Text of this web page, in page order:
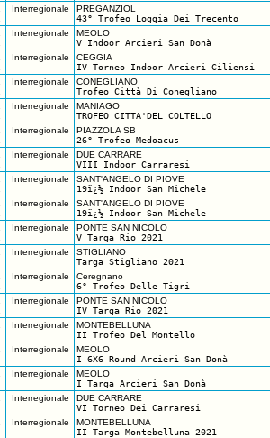
Interregionale
PREGANZIOL
43° Trofeo Loggia Dei Trecento
Interregionale
MEOLO
V Indoor Arcieri San Donà
Interregionale
CEGGIA
IV Torneo Indoor Arcieri Ciliensi
Interregionale
CONEGLIANO
Trofeo Città Di Conegliano
Interregionale
MANIAGO
TROFEO CITTA'DEL COLTELLO
Interregionale
PIAZZOLA SB
26° Trofeo Medoacus
Interregionale
DUE CARRARE
VIII Indoor Carraresi
Interregionale
SANT'ANGELO DI PIOVE
19ï¿½ Indoor San Michele
Interregionale
SANT'ANGELO DI PIOVE
19ï¿½ Indoor San Michele
Interregionale
PONTE SAN NICOLO
V Targa Rio 2021
Interregionale
STIGLIANO
Targa Stigliano 2021
Interregionale
Ceregnano
6° Trofeo Delle Tigri
Interregionale
PONTE SAN NICOLO
IV Targa Rio 2021
Interregionale
MONTEBELLUNA
II Trofeo Del Montello
Interregionale
MEOLO
I 6X6 Round Arcieri San Donà
Interregionale
MEOLO
I Targa Arcieri San Donà
Interregionale
DUE CARRARE
VI Torneo Dei Carraresi
Interregionale
MONTEBELLUNA
II Targa Montebelluna 2021